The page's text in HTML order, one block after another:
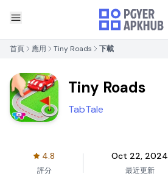
首頁 應用 Tiny Roads 下載
Tiny Roads
TabTale
4.8
評分
Oct 22, 2024
最近更新